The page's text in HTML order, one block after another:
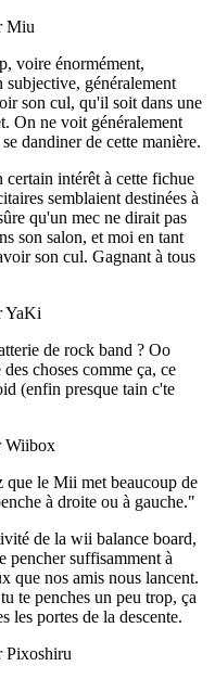
Miu
voire énormément,
généralement
son cul, qu'il soit dans une
On ne voit généralement
dandiner de cette manière.
intérêt à cette fichue
semblaient destinées à
qu'un mec ne dirait pas
son salon, et moi en tant
son cul. Gagnant à tous
YaKi
de rock band ? Oo
choses comme ça, ce
(enfin presque tain c'te
Wiibox
que le Mii met beaucoup de
à droite ou à gauche."
de la wii balance board,
pencher suffisamment à
que nos amis nous lancent.
te penches un peu trop, ça
les portes de la descente.
Pixoshiru